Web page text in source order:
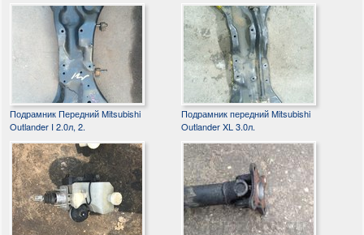
Подрамник Передний Mitsubishi
Outlander I 2.0л, 2.
Подрамник передний Mitsubishi
Outlander XL 3.0л.